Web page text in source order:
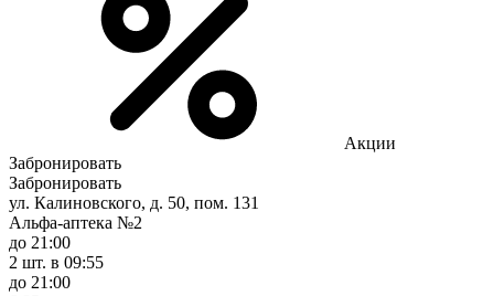
Акции
Забронировать
Забронировать
ул. Калиновского, д. 50, пом. 131
Альфа-аптека №2
до 21:00
2 шт. в 09:55
до 21:00